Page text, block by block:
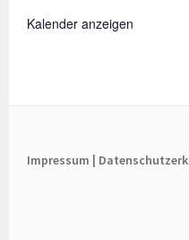
Kalender anzeigen
Impressum |